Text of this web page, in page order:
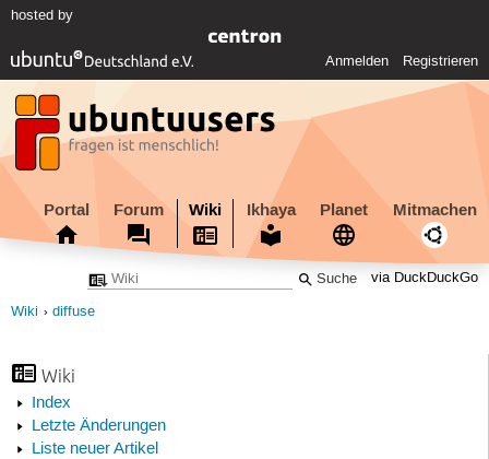
hosted by
Anmelden Registrieren
Portal Forum Wiki Ikhaya Planet Mitmachen
via DuckDuckGo
Wiki diffuse
Wiki
Index
Letzte Änderungen
Liste neuer Artikel